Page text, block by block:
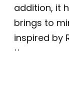
addition, it
brings to
inspired by
the same